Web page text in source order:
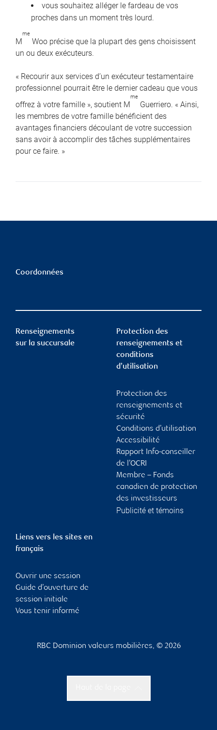
vous souhaitez alléger le fardeau de vos
proches dans un moment très lourd.
M
me
Woo précise que la plupart des gens choisissent
un ou deux exécuteurs.
« Recourir aux services d’un exécuteur testamentaire
professionnel pourrait être le dernier cadeau que vous
offrez à votre famille », soutient M
me
Guerriero. « Ainsi,
les membres de votre famille bénéficient des
avantages financiers découlant de votre succession
sans avoir à accomplir des tâches supplémentaires
pour ce faire. »
Coordonnées
Renseignements
sur la succursale
Protection des
renseignements et
conditions
d’utilisation
Protection des
renseignements et
sécurité
Conditions d’utilisation
Accessibilité
Rapport Info-conseiller
de l’OCRI
Membre – Fonds
canadien de protection
des investisseurs
Publicité et témoins
Liens vers les sites en
français
Ouvrir une session
Guide d’ouverture de
session initiale
Vous tenir informé
RBC Dominion valeurs mobilières, © 2026